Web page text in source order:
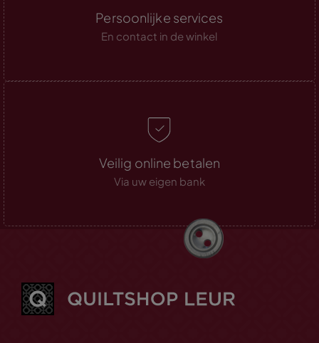
Persoonlijke services
En contact in de winkel
Veilig online betalen
Via uw eigen bank